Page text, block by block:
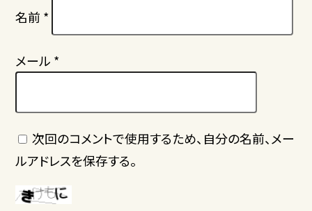
名前 *
メール *
次回のコメントで使用するため、自分の名前、メー
ルアドレスを保存する。